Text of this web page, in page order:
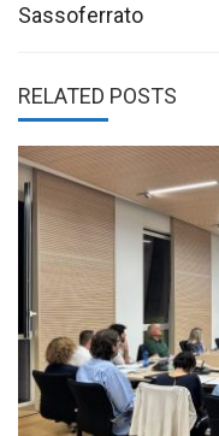
Sassoferrato
RELATED POSTS